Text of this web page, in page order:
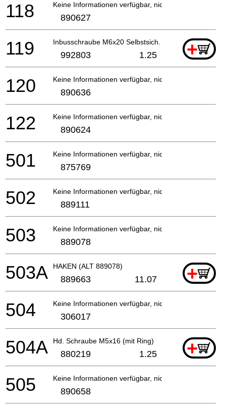
Keine Informationen verfügbar, nicht bestellbar
118 890627
Inbusschraube M6x20 Selbstsich. +
119 992803 1.25
Keine Informationen verfügbar, nicht bestellbar
120 890636
Keine Informationen verfügbar, nicht bestellbar
122 890624
Keine Informationen verfügbar, nicht bestellbar
501 875769
Keine Informationen verfügbar, nicht bestellbar
502 889111
Keine Informationen verfügbar, nicht bestellbar
503 889078
HAKEN (ALT 889078) +
503A 889663 11.07
Keine Informationen verfügbar, nicht bestellbar
504 306017
Hd. Schraube M5x16 (mit Ring) +
504A 880219 1.25
Keine Informationen verfügbar, nicht bestellbar
505 890658